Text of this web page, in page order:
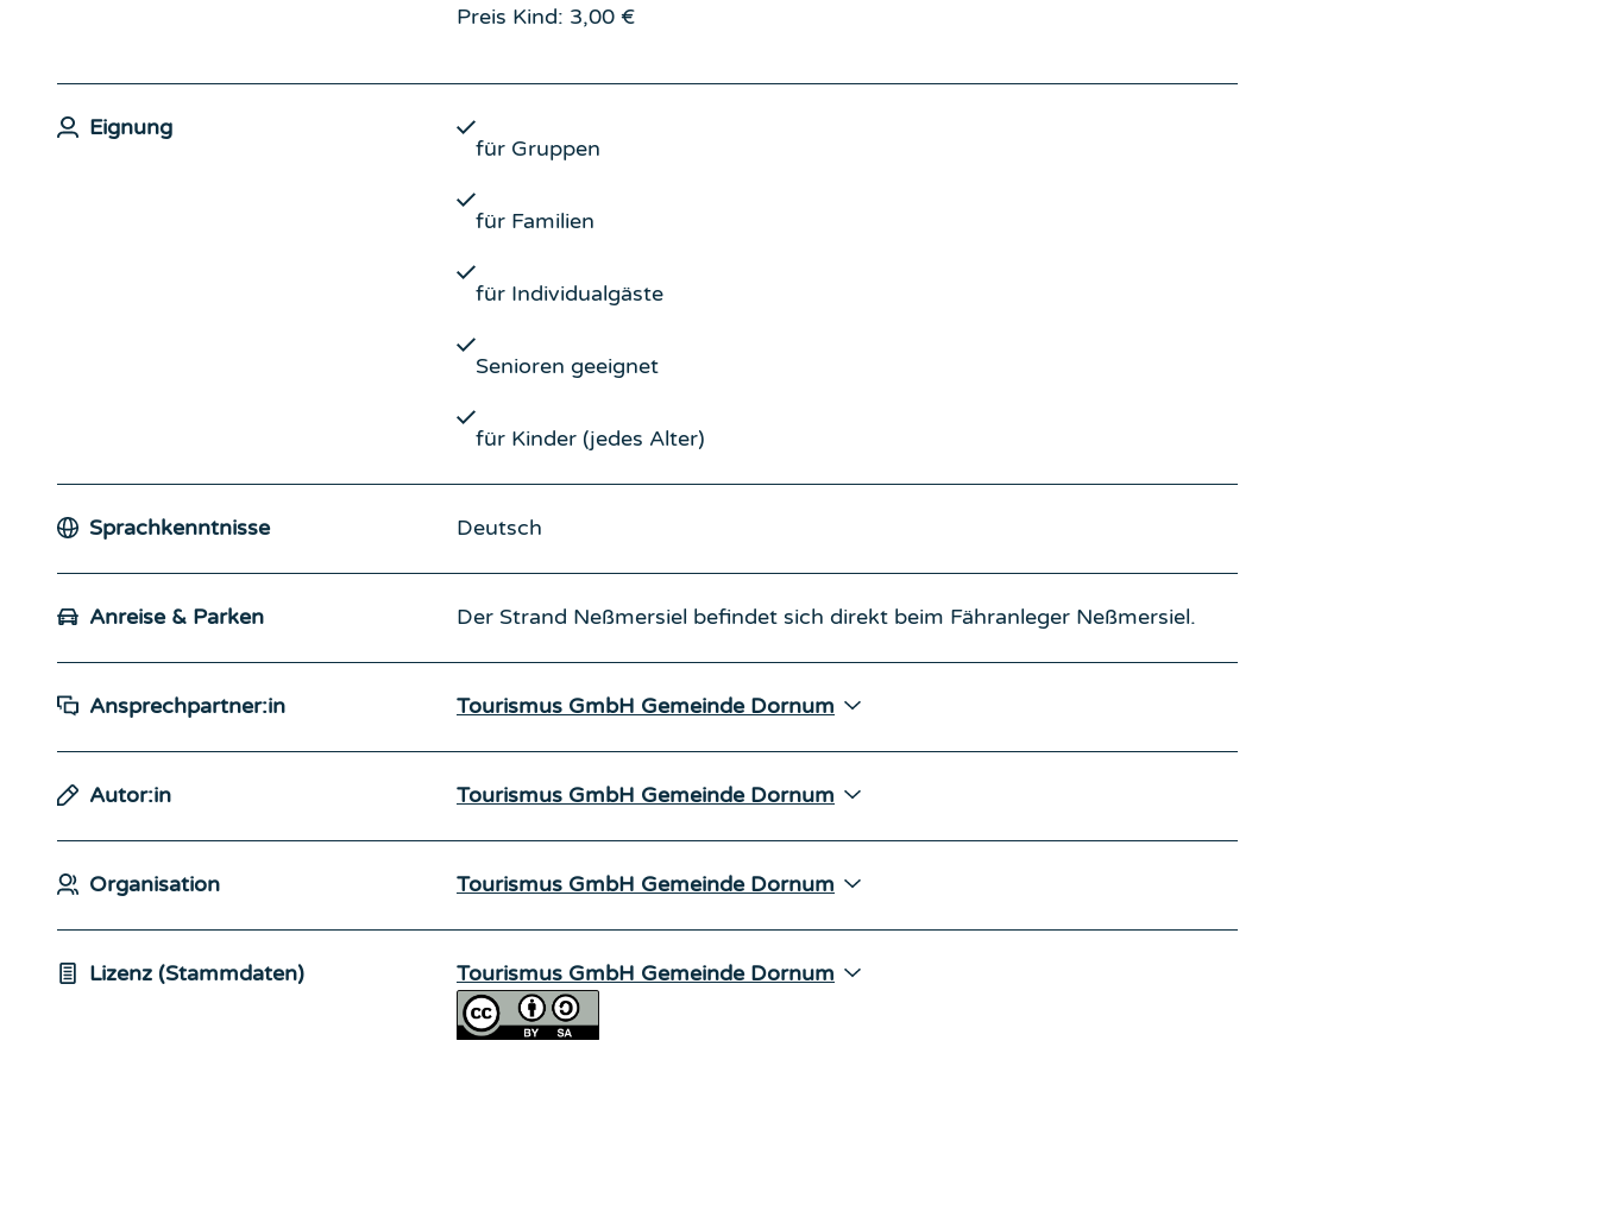
Preis Kind: 3,00 €
Eignung
für Gruppen
für Familien
für Individualgäste
Senioren geeignet
für Kinder (jedes Alter)
Sprachkenntnisse Deutsch
Anreise & Parken Der Strand Neßmersiel befindet sich direkt beim Fähranleger Neßmersiel.
Ansprechpartner:in Tourismus GmbH Gemeinde Dornum
Autor:in Tourismus GmbH Gemeinde Dornum
Organisation Tourismus GmbH Gemeinde Dornum
Lizenz (Stammdaten) Tourismus GmbH Gemeinde Dornum